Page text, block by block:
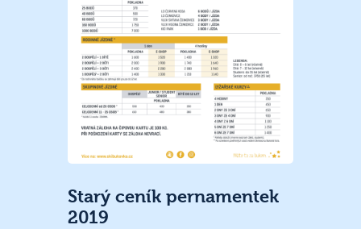
Starý ceník pernamentek
2019